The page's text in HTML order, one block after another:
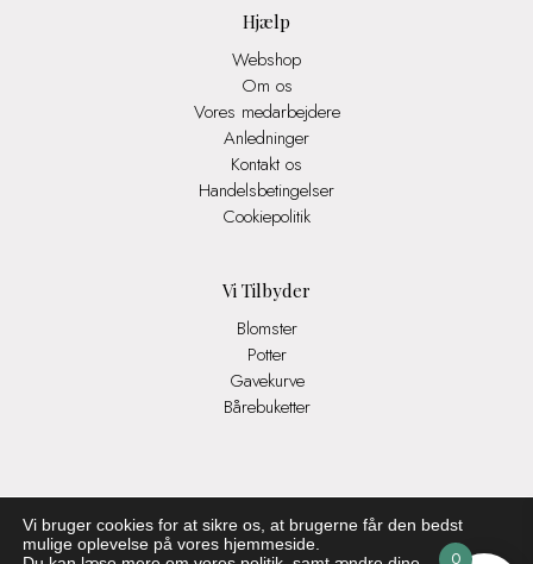
Hjælp
Webshop
Om os
Vores medarbejdere
Anledninger
Kontakt os
Handelsbetingelser
Cookiepolitik
Vi Tilbyder
Blomster
Potter
Gavekurve
Bårebuketter
Vi bruger cookies for at sikre os, at brugerne får den bedst
mulige oplevelse på vores hjemmeside.
0